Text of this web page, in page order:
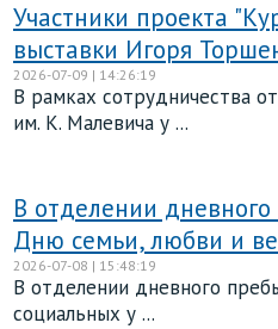
Участники проекта
выставки Игоря
2026-07-09 | 14:26:19
В рамках сотрудничества
им. К. Малевича у ...
В отделении
Дню семьи, любви и
2026-07-08 | 15:48:19
В отделении дневного
социальных у ...